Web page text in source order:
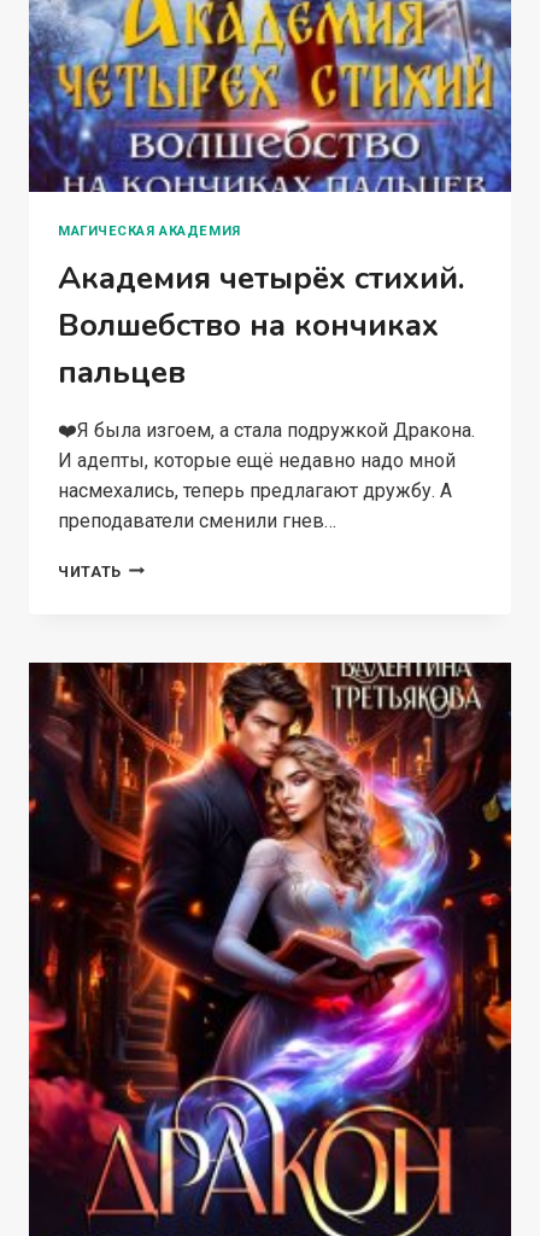
МАГИЧЕСКАЯ АКАДЕМИЯ
Академия четырёх стихий.
Волшебство на кончиках
пальцев
❤️Я была изгоем, а стала подружкой Дракона.
И адепты, которые ещё недавно надо мной
насмехались, теперь предлагают дружбу. А
преподаватели сменили гнев…
ЧИТАТЬ АКАДЕМИЯ
НА
КОНЧИКАХ
ПАЛЬЦЕВ